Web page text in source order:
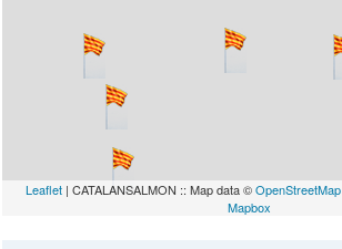
Leaflet | CATALANSALMON :: Map data ©OpenStreetMap
Mapbox